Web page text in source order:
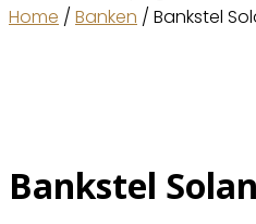
Home / Banken / Bankstel
Bankstel